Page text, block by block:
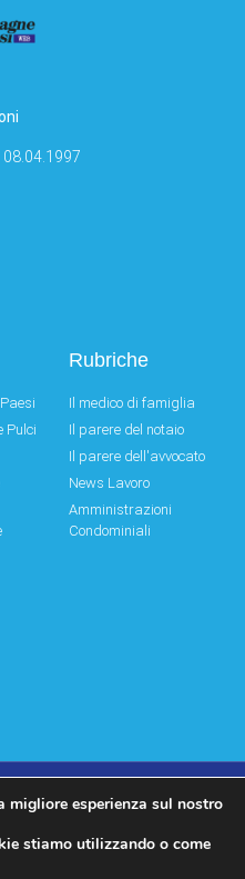
08.04.1997
Pulci
Rubriche
Il medico di famiglia
Il parere del notaio
Il parere dell'avvocato
News Lavoro
Amministrazioni
Condominiali
Montagne & Paesi
Privacy Policy
esperienza sul nostro
stiamo utilizzando o come